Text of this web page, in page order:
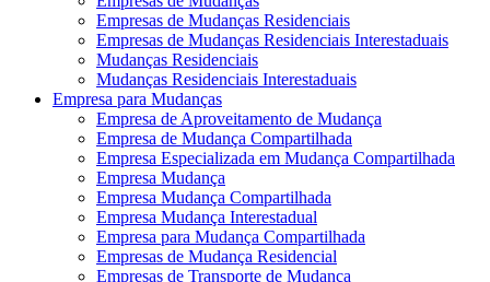
Empresas de Mudanças Residenciais
Empresas de Mudanças Residenciais Interestaduais
Mudanças Residenciais
Mudanças Residenciais Interestaduais
Empresa para Mudanças
Empresa de Aproveitamento de Mudança
Empresa de Mudança Compartilhada
Empresa Especializada em Mudança Compartilhada
Empresa Mudança
Empresa Mudança Compartilhada
Empresa Mudança Interestadual
Empresa para Mudança Compartilhada
Empresas de Mudança Residencial
Empresas de Transporte de Mudança